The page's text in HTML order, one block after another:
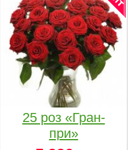
25 роз «Гран-
при»